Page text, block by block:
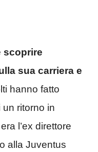
scoprire
sua carriera e
hanno fatto
ritorno in
l’ex direttore
alla Juventus